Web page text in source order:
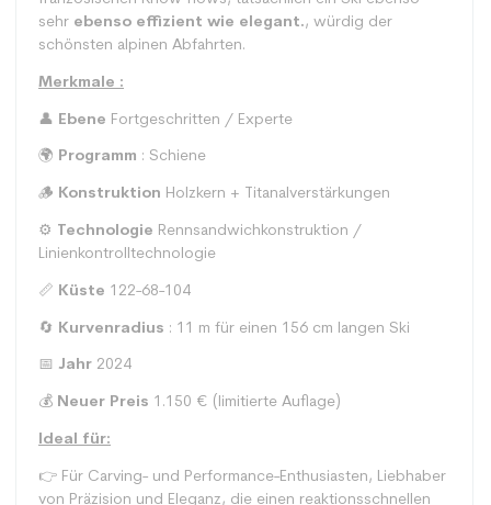
sehr ebenso effizient wie elegant., würdig der
schönsten alpinen Abfahrten.
Merkmale :
👤 Ebene Fortgeschritten / Experte
🌍 Programm : Schiene
🪵 Konstruktion Holzkern + Titanalverstärkungen
⚙️ Technologie Rennsandwichkonstruktion /
Linienkontrolltechnologie
📏 Küste 122-68-104
🔄 Kurvenradius : 11 m für einen 156 cm langen Ski
📅 Jahr 2024
💰 Neuer Preis 1.150 € (limitierte Auflage)
Ideal für:
👉 Für Carving- und Performance-Enthusiasten, Liebhaber
von Präzision und Eleganz, die einen reaktionsschnellen